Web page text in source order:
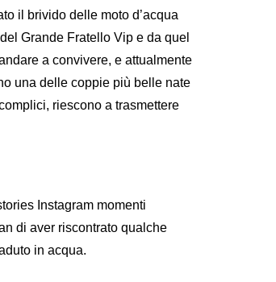
il brivido delle moto d’acqua
Grande Fratello Vip e da quel
a convivere, e attualmente
una delle coppie più belle nate
riescono a trasmettere
Instagram momenti
di aver riscontrato qualche
in acqua.